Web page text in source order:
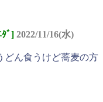
ﾞ] 2022/11/16(水)
どん食うけど蕎麦の方